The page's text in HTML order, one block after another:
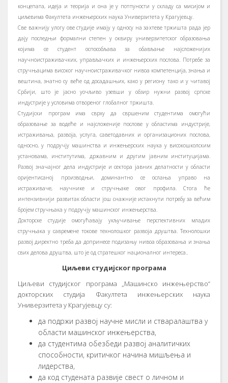
концепата, идеја и теорија и она је у потпуности у складу са мисијом и
циљевима Факултета инжењерских наука Универзитета у Крагујевцу.
Све важнију улогу ове студије имају у односу на захтеве тржишта рада јер
дају последњи формални степен у оквиру универзитетског образовања
којима се студент оспособљава за обављање најсложенијих
научноистраживачких, управљачких и инжењерских послова. Потребе за
стручњацима високог научноистраживачког нивоа компетенција, знања и
вештина, знатно су веће од досадашњих, како у региону тако и у читавој
Србији, што је јасно уочљиво узевши у обзир нужни развој српске
индустрије у условима отвореног глобалног тржишта.
Студијски програм има сврху да свршеним студентима омогући
образовање за водеће и најсложеније послове у областима индустрије,
истраживања, развоја, услуга, саветодавних и организационих послова,
односно, у подручју машинства и инжењерских наука у високошколским
установама, институтима, државним и другим јавним институцијама.
Развој значајног дела индустрије и сектора јавних делатности у области
оријентисаној производњи, доминантно се ослања управо на
истраживаче, научнике и стручњаке овог профила. Стога ће
интензивнији развитак области још снажније истакнути потребу за већим
бројем стручњака у подручју машинског инжењерства.
Докторске студије омогућавају укључивање перспективних младих
стручњака у савремене токове технолошког развоја друштва. Технолошки
развој директно треба да допринесе подизању нивоа образовања и знања
свих делова друштва, што је од стратешког националног интереса..
Циљеви студијског програма
Циљеви студијског програма „Машинско инжењерство“
докторских студија Факултета инжењерских наука
Универзитета у Крагујевцу су:
да подржи развој научне мисли и стваралаштва у
области машинског инжењерства,
да студентима обезбеди развој аналитичких
способности, критичког начина мишљења и
лидерства,
да код студената развије свест о личном и